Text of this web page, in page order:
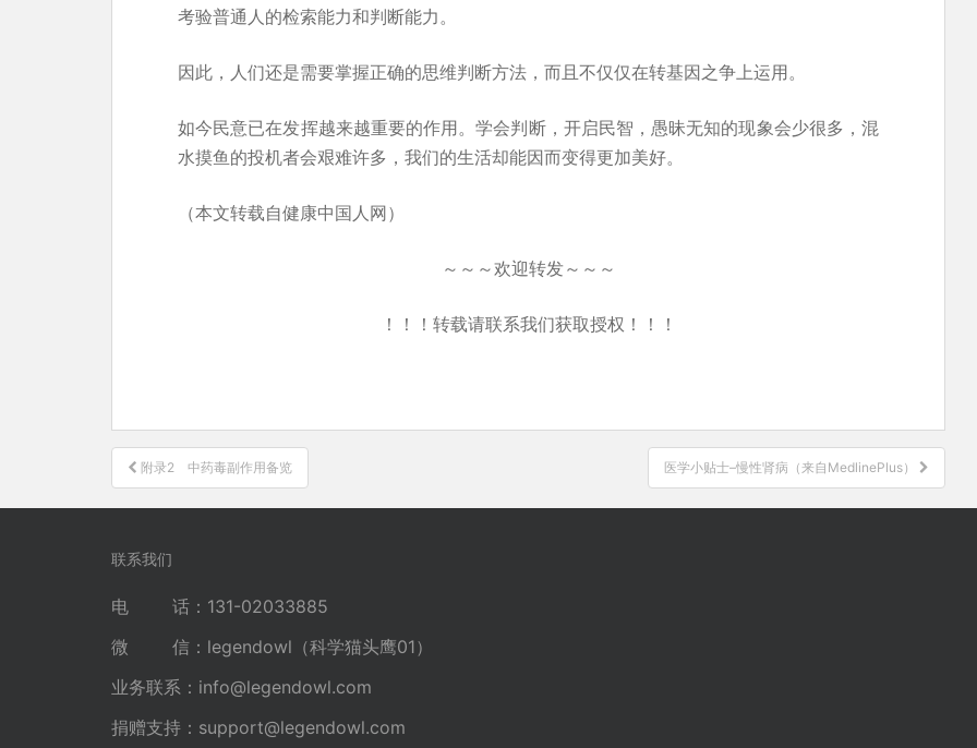
考验普通人的检索能力和判断能力。
因此，人们还是需要掌握正确的思维判断方法，而且不仅仅在转基因之争上运用。
如今民意已在发挥越来越重要的作用。学会判断，开启民智，愚昧无知的现象会少很多，混
水摸鱼的投机者会艰难许多，我们的生活却能因而变得更加美好。
（本文转载自健康中国人网）
～～～欢迎转发～～～
！！！转载请联系我们获取授权！！！
文
章
导
附录2 中药毒副作用备览 医学小贴士–慢性肾病（来自MedlinePlus）
联系我们
电 话：131-02033885
微 信：legendowl（科学猫头鹰01）
业务联系： info@legendowl.com
捐赠支持： support@legendowl.com